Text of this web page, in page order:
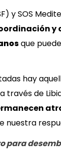
y SOS
y
que
hay
través de
nuestra
para